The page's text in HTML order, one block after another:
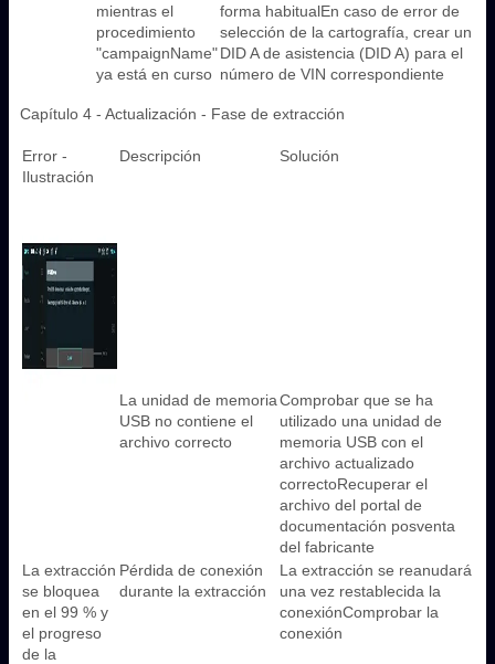
mientras el
procedimiento
"campaignName"
ya está en curso
forma habitualEn caso de error de
selección de la cartografía, crear un
DID A de asistencia (DID A) para el
número de VIN correspondiente
Capítulo 4 - Actualización - Fase de extracción
Error -
Ilustración
Descripción Solución
La unidad de memoria
USB no contiene el
archivo correcto
Comprobar que se ha
utilizado una unidad de
memoria USB con el
archivo actualizado
correctoRecuperar el
archivo del portal de
documentación posventa
del fabricante
La extracción
se bloquea
en el 99 % y
el progreso
de la
Pérdida de conexión
durante la extracción
La extracción se reanudará
una vez restablecida la
conexiónComprobar la
conexión